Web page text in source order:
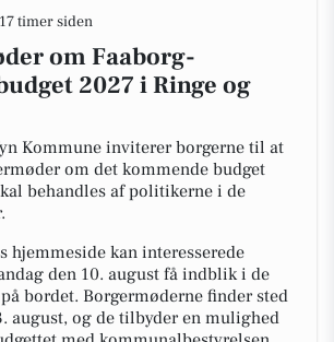
17 timer siden
om Faaborg-
2027 i Ringe og
Kommune inviterer borgerne til at
om det kommende budget
behandles af politikerne i de
hjemmeside kan interesserede
den 10. august få indblik i de
bordet. Borgermøderne finder sted
august, og de tilbyder en mulighed